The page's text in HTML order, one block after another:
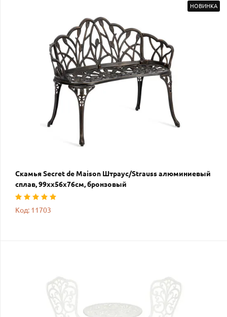
НОВИНКА
Скамья Secret de Maison Штраус/Strauss алюминиевый
сплав, 99хх56х76см, бронзовый
Код: 11703